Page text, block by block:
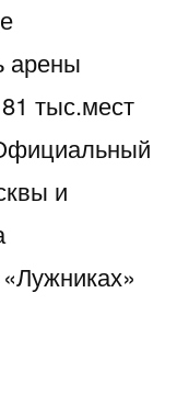
арены
тыс.мест
и